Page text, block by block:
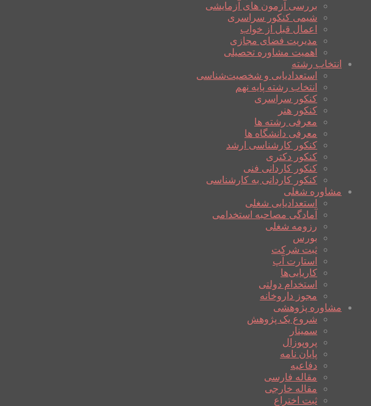
بررسی آزمون های آزمایشی
شیمی کنکور سراسری
اعمال قبل از خواب
مدیریت فضای مجازی
اهمیت مشاوره تحصیلی
انتخاب رشته
استعدادیابی و شخصیت‌شناسی
انتخاب رشته پایه نهم
کنکور سراسری
کنکور هنر
معرفی رشته ها
معرفی دانشگاه ها
کنکور کارشناسی ارشد
کنکور دکتری
کنکور کاردانی فنی
کنکور کاردانی به کارشناسی
مشاوره شغلی
استعدادیابی شغلی
آمادگی مصاحبه استخدامی
رزومه شغلی
بورس
ثبت شرکت
استارت آپ
کاریابی‌ها
استخدام دولتی
مجوز داروخانه
مشاوره پژوهشی
شروع یک پژوهش
سمینار
پروپوزال
پایان نامه
دفاعیه
مقاله فارسی
مقاله خارجی
ثبت اختراع